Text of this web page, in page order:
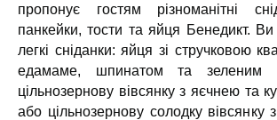
пропонує гостям різноманітні
панкейки, тости та яйця Бенедикт.
легкі сніданки: яйця зі стручковою
едамаме, шпинатом та зеленим
цільнозернову вівсянку з яєчнею та
або цільнозернову солодку